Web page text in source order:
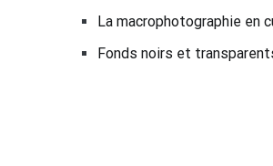
La macrophotographie en
Fonds noirs et